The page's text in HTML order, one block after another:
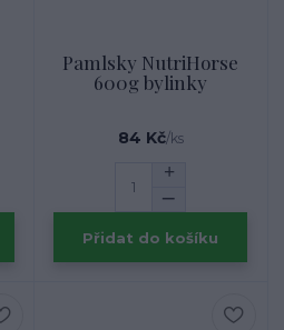
Pamlsky NutriHorse
600g bylinky
84 Kč/ks
Přidat do košíku